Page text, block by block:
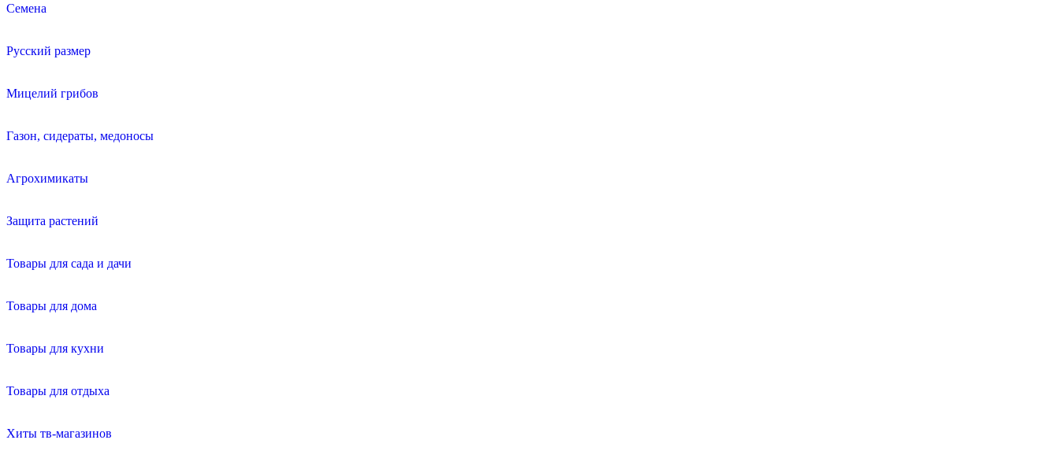
Семена
Русский размер
Мицелий грибов
Газон, сидераты, медоносы
Агрохимикаты
Защита растений
Товары для сада и дачи
Товары для дома
Товары для кухни
Товары для отдыха
Хиты тв-магазинов